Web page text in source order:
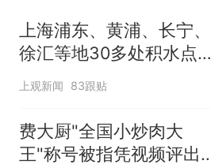
上海浦东、黄浦、长宁、
徐汇等地30多处积水点正
在抢排
上观新闻 83跟贴
费大厨"全国小炒肉大
王"称号被指凭视频评出